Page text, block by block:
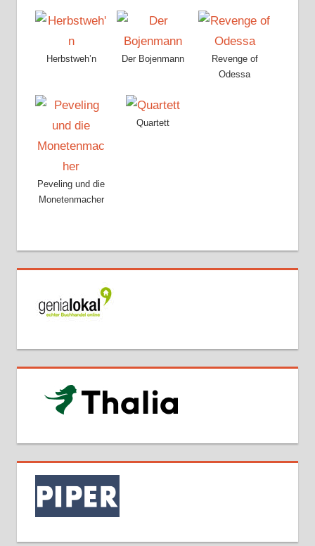
Herbstweh’n Der Bojenmann
Revenge of
Odessa
Peveling und die
Monetenmacher
Quartett